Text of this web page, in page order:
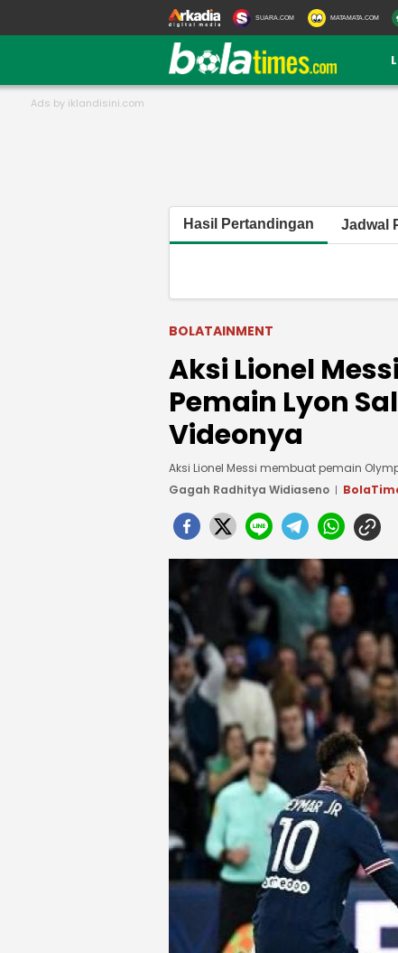
SUARA.COM MATAMATA.COM
Hasil Pertandingan Jadwal
BOLATAINMENT
Aksi Lionel
Pemain Lyon
Videonya
Aksi Lionel Messi membuat pemain
Gagah Radhitya Widiaseno